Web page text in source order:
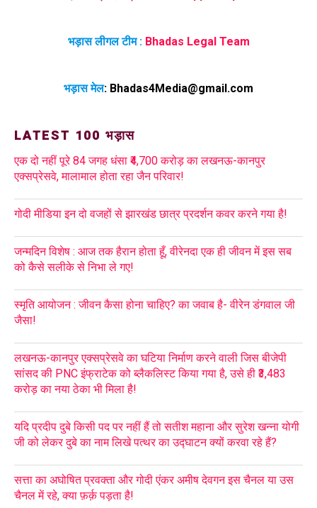
भड़ास लीगल टीम : Bhadas Legal Team
भड़ास मेल: Bhadas4Media@gmail.com
LATEST 100 भड़ास
एक दो नहीं पूरे 84 जगह धंसा ₹4,700 करोड़ का लखनऊ-कानपुर
एक्सप्रेसवे, मालामाल होता रहा जैन परिवार!
गोदी मीडिया इन दो वजहों से झारखंड छात्र प्रदर्शन कवर करने गया है!
जन्मदिन विशेष : आज तक हैरान होता हूँ, वीरेनदा एक ही जीवन में इस सब
को कैसे सलीके से निभा ले गए!
स्मृति आयोजन : जीवन कैसा होना चाहिए? का जवाब है- वीरेन डंगवाल जी
जैसा!
लखनऊ-कानपुर एक्सप्रेसवे का घटिया निर्माण करने वाली जिस बीजेपी
सांसद की PNC इंफ्राटेक को ब्लैकलिस्ट किया गया है, उसे ही ₹3,483
करोड़ का नया ठेका भी मिला है!
यदि प्रदीप दुबे किसी पद पर नहीं हैं तो सतीश महाना और सुरेश खन्ना योगी
जी को लेकर दुबे का नाम लिखे पत्थर का उद्घाटन क्यों करवा रहे हैं?
सत्ता का अघोषित प्रवक्ता और गोदी एंकर अमीष देवगन इस चैनल या उस
चैनल में रहे, क्या फ़र्क़ पड़ता है!